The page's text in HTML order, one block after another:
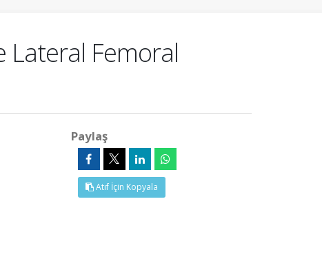
Lateral Femoral
Paylaş
Atıf İçin Kopyala